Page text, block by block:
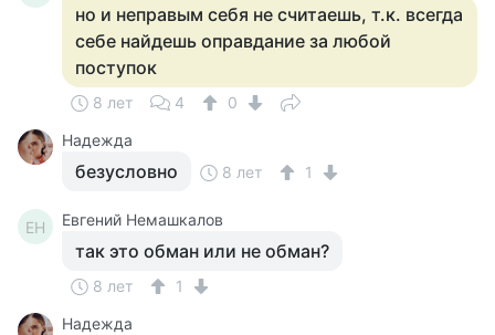
но и неправым себя не считаешь, т.к. всегда
себе найдешь оправдание за любой
поступок
8 лет 4
0
Надежда
безусловно 8 лет 1
ЕН Евгений Немашкалов
так это обман или не обман?
8 лет
1
Надежда